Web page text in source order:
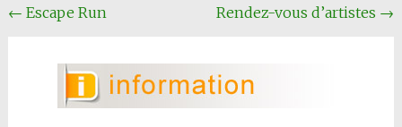
Navigation
← Escape Run Rendez-vous d’artistes →